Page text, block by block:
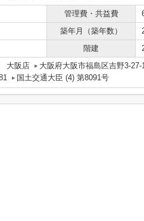
管理費・共益費
築年月（築年数）
階建
大阪店
大阪府大阪市福島区吉野3-
国土交通大臣 (4) 第8091号